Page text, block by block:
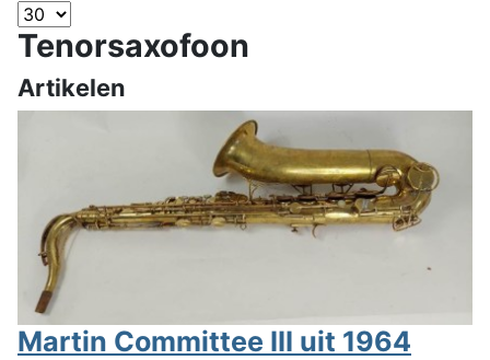
Tenorsaxofoon
Artikelen
Martin Committee III uit 1964